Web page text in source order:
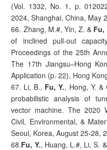
(Vol. 1332, No. 1, p.
2024, Shanghai, China, May
66. Zhang, M.#, Yin, Z. & Fu,
of inclined pull-out
Proceedings of the 25th
The 17th Jiangsu–Hong
Application (p. 22), Hong
67. Li, B., Fu,Y., Hong, Y. &
probabilistic analysis of
vector machine. The 2020
Civil, Environmental, &
Seoul, Korea, August 25-28,
68.Fu, Y., Huang, L.#, Li, S.